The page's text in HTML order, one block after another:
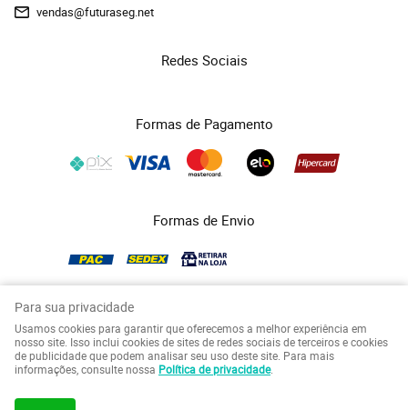
vendas@futuraseg.net
Redes Sociais
Formas de Pagamento
Formas de Envio
COPYRIGHT FUTURASEG - 2026 - TODOS OS DIREITOS RESERVADOS.
LOJA VIRTUAL CRIADA POR
Para sua privacidade
Usamos cookies para garantir que oferecemos a melhor experiência em
nosso site. Isso inclui cookies de sites de redes sociais de terceiros e cookies
de publicidade que podem analisar seu uso deste site. Para mais
informações, consulte nossa Política de privacidade.